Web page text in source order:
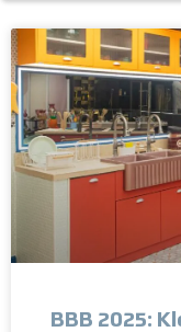
BBB 2025: